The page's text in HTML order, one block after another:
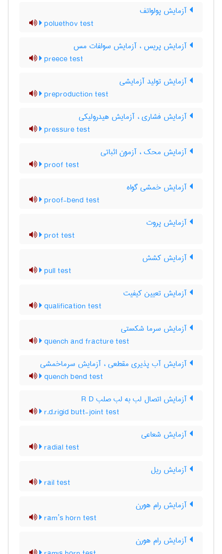
آزمایش پولواتف
poluethov test
آزمایش پریس ، آزمایش سولفات مس
preece test
آزمایش تولید آزمایشی
preproduction test
آزمایش فشاری ، آزمایش هیدرولیکی
pressure test
آزمایش محک ، آزمون اثباتی
proof test
آزمایش خمشی گواه
proof-bend test
آزمایش پروت
prot test
آزمایش کشش
pull test
آزمایش تعیین کیفیت
qualification test
آزمایش سرما شکستی
quench and fracture test
آزمایش آب پذیری مقطعی ، آزمایش سرماخمشی
quench bend test
آزمایش اتصال لب به لب صلب R D
r.d.rigid butt-joint test
آزمایش شعاعی
radial test
آزمایش ریل
rail test
آزمایش رام هورن
ram’s horn test
آزمایش رام هورن